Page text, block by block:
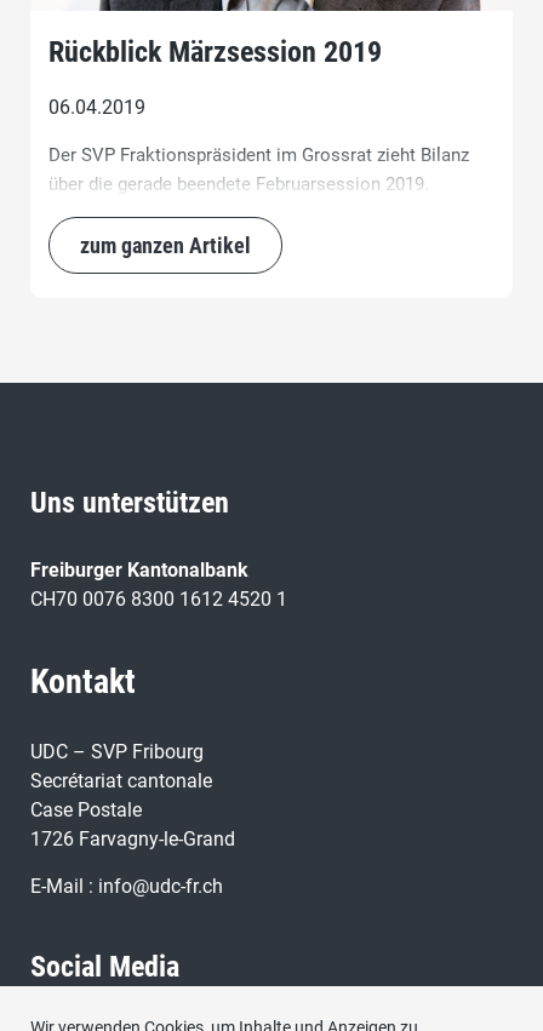
Rückblick Märzsession 2019
06.04.2019
Der SVP Fraktionspräsident im Grossrat zieht Bilanz
über die gerade beendete Februarsession 2019.
zum ganzen Artikel
Uns unterstützen
Freiburger Kantonalbank
CH70 0076 8300 1612 4520 1
Kontakt
UDC – SVP Fribourg
Secrétariat cantonale
Case Postale
1726 Farvagny-le-Grand
E-Mail : info@udc-fr.ch
Social Media